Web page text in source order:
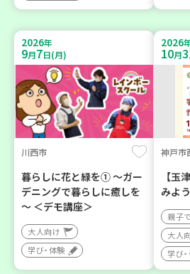
2026年
9月7日(月)
川西市
暮らしに花と緑を① ～ガー
デニングで暮らしに癒しを
～ ＜デモ講座＞
大人向け
学び・体験
2026
10月
神戸市
【玉
みよう
親子
大人
学び